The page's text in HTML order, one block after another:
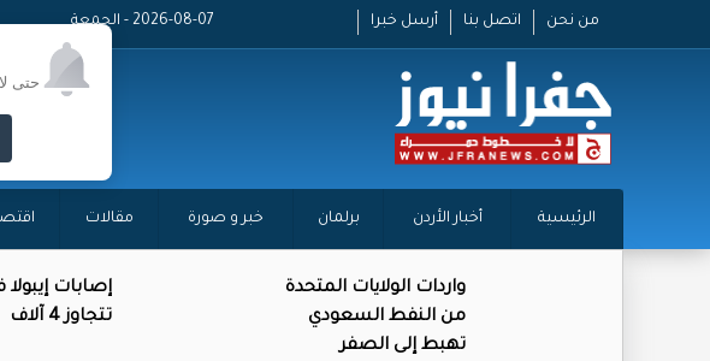
حتى
من نحن اتصل بنا أرسل خبرا 2026-08-07 - الجمعة
الرئيسية أخبار الأردن برلمان خبر و صورة مقالات
واردات الولايات المتحدة
من النفط السعودي
تهبط إلى الصفر
إصابات إيبولا
تتجاوز 4 آلاف